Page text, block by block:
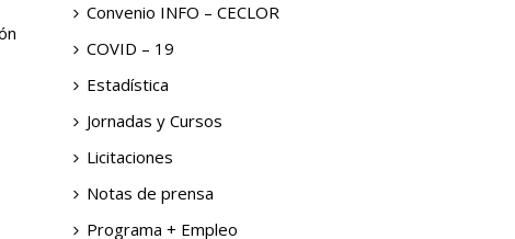
Convenio INFO – CECLOR
COVID – 19
Estadística
Jornadas y Cursos
Licitaciones
Notas de prensa
Programa + Empleo